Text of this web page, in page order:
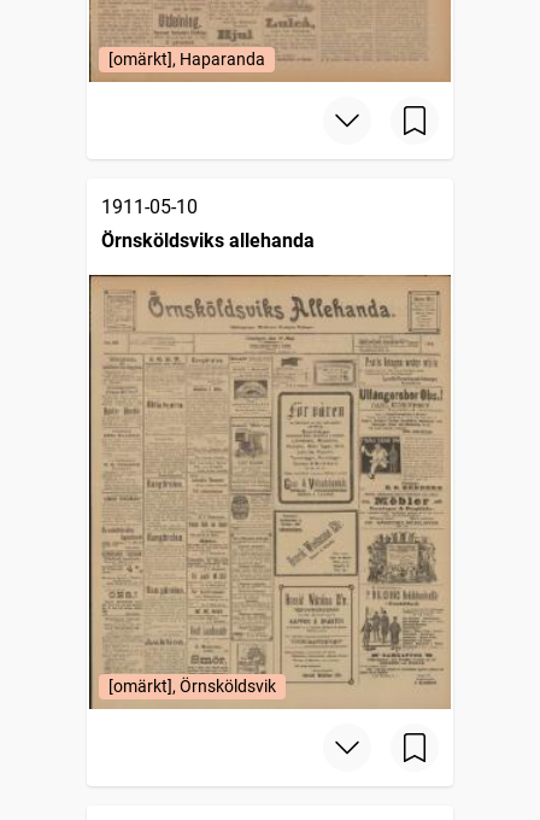
[omärkt], Haparanda
1911-05-10
Örnsköldsviks allehanda
[omärkt], Örnsköldsvik